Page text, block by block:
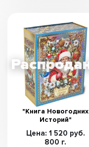
"Книга Новогодних
Историй"
Цена: 1 520 руб.
800 г.